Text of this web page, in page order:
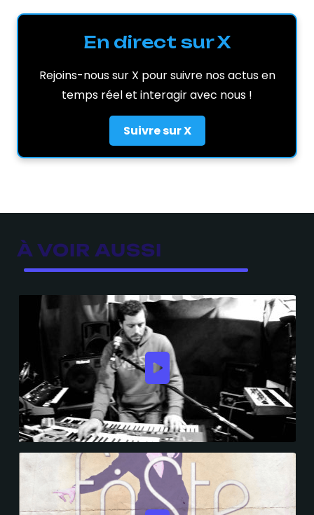
En direct sur X
Rejoins-nous sur X pour suivre nos actus en
temps réel et interagir avec nous !
Suivre sur X
À VOIR AUSSI